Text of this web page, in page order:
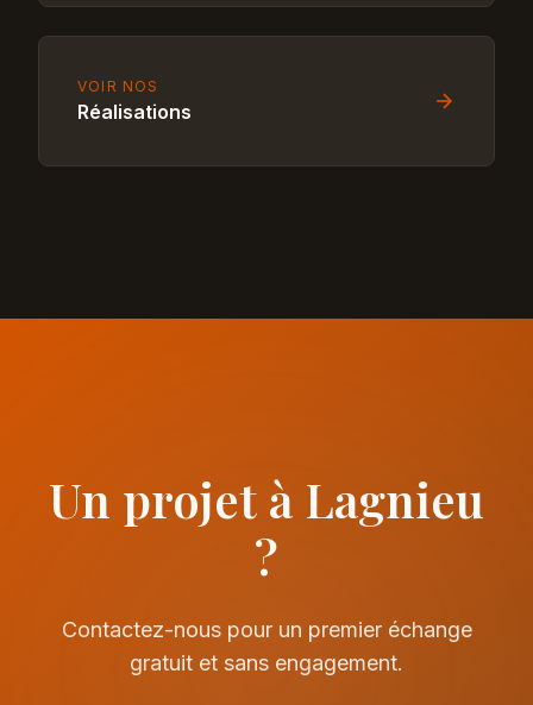
VOIR NOS
Réalisations
Un projet à Lagnieu
?
Contactez-nous pour un premier échange
gratuit et sans engagement.